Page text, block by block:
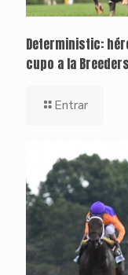
Deterministic:
cupo a la
Entrar